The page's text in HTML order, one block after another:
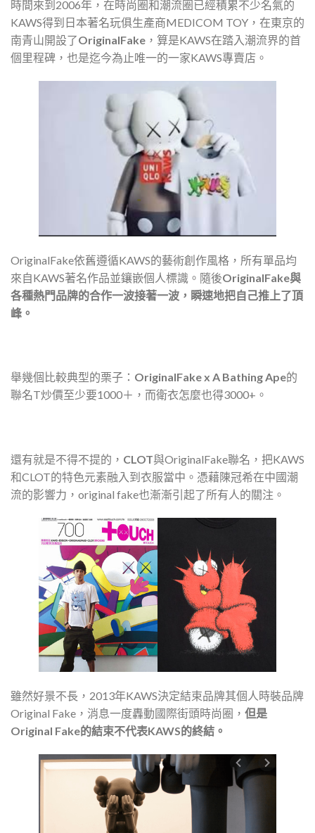
時間來到2006年，在時尚圈和潮流圈已經積累不少名氣的
KAWS得到日本著名玩俱生產商MEDICOM TOY，在東京的
南青山開設了OriginalFake ，算是KAWS在踏入潮流界的首
個里程碑，也是迄今為止唯一的一家KAWS專賣店。
OriginalFake依舊遵循KAWS的藝術創作風格，所有單品均
來自KAWS著名作品並鑲嵌個人標識。隨後OriginalFake與
各種熱門品牌的合作一波接著一波，瞬速地把自己推上了頂
峰。
舉幾個比較典型的栗子： OriginalFake x A Bathing Ape的
聯名T炒價至少要1000＋，而衛衣怎麼也得3000+。
還有就是不得不提的， CLOT與OriginalFake聯名，把KAWS
和CLOT的特色元素融入到衣服當中。憑藉陳冠希在中國潮
流的影響力，original fake也漸漸引起了所有人的關注。
雖然好景不長，2013年KAWS決定結束品牌其個人時裝品牌
Original Fake，消息一度轟動國際街頭時尚圈， 但是
Original Fake的結束不代表KAWS的終結。